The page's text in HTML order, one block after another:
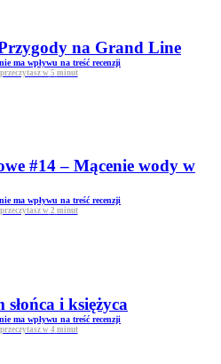
na Grand Line
ma wpływu na treść recenzji
w 5 minut
#14 – Mącenie wody w
ma wpływu na treść recenzji
w 2 minut
i księżyca
ma wpływu na treść recenzji
w 4 minut